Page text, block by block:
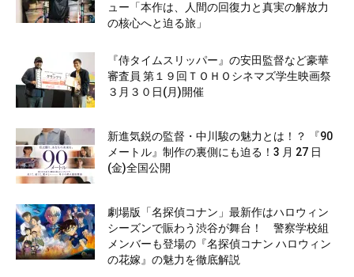
ュー「本作は、人間の回復力と真実の解放力
の核心へと迫る旅」
『侍タイムスリッパー』の安田監督など豪華
審査員 第１９回ＴＯＨＯシネマズ学生映画祭
３月３０日(月)開催
新進気鋭の監督・中川駿の魅力とは！？ 『90
メートル』制作の裏側にも迫る！3 月 27 日
(金)全国公開
劇場版「名探偵コナン」最新作はハロウィン
シーズンで賑わう渋谷が舞台！ 警察学校組
メンバーも登場の『名探偵コナン ハロウィン
の花嫁』の魅力を徹底解説